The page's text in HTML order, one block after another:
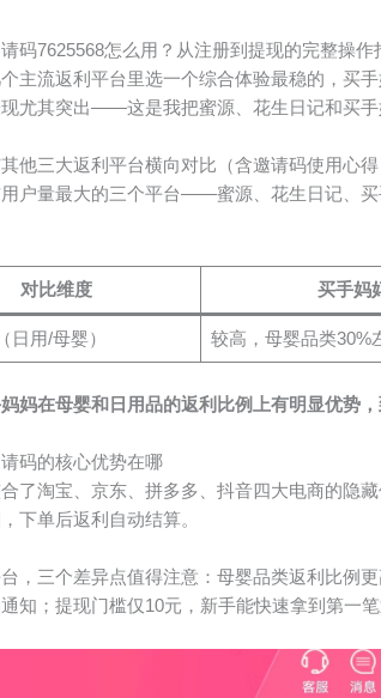
码7625568怎么用？从注册到提现的完整操作
主流返利平台里选一个综合体验最稳的，买
尤其突出——这是我把蜜源、花生日记和买手
他三大返利平台横向对比（含邀请码使用心得
户量最大的三个平台——蜜源、花生日记、
对比维度 买手妈
日用/母婴） 较高，母婴品类30%
妈在母婴和日用品的返利比例上有明显优势
码的核心优势在哪
了淘宝、京东、拼多多、抖音四大电商的隐
下单后返利自动结算。
，三个差异点值得注意：母婴品类返利比例
知；提现门槛仅10元，新手能快速拿到第一笔